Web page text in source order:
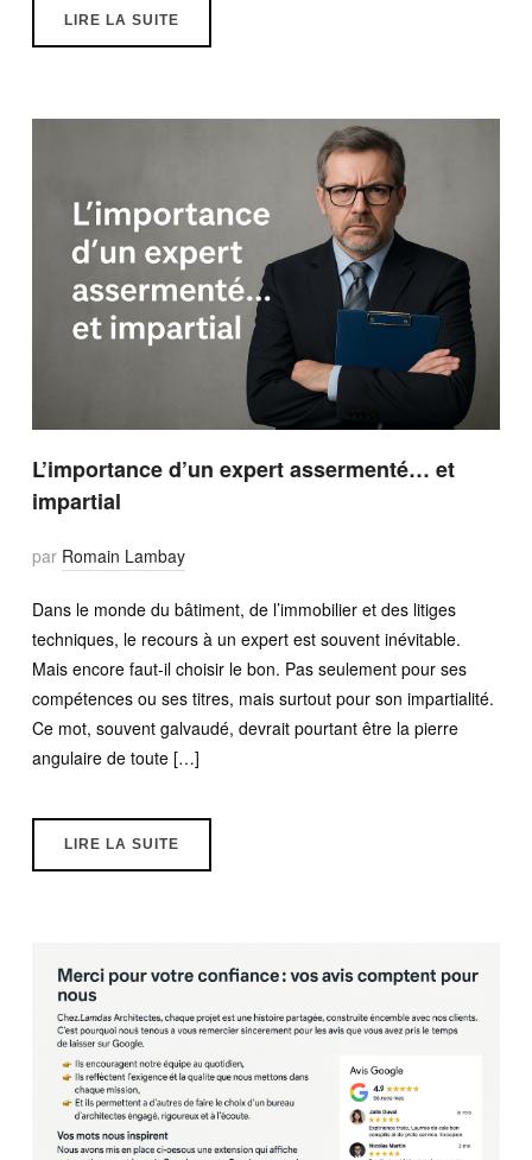
LIRE LA SUITE
L’importance d’un expert assermenté… et
impartial
par Romain Lambay
Dans le monde du bâtiment, de l’immobilier et des litiges
techniques, le recours à un expert est souvent inévitable.
Mais encore faut-il choisir le bon. Pas seulement pour ses
compétences ou ses titres, mais surtout pour son impartialité.
Ce mot, souvent galvaudé, devrait pourtant être la pierre
angulaire de toute […]
LIRE LA SUITE